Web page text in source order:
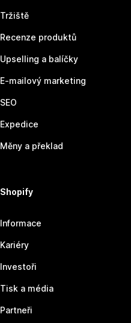
Tržiště
Recenze produktů
Upselling a balíčky
E-mailový marketing
SEO
Expedice
Měny a překlad
Shopify
Informace
Kariéry
Investoři
Tisk a média
Partneři